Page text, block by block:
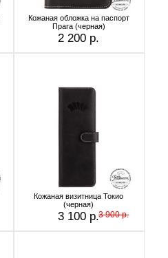
Кожаная обложка на паспорт
Прага (черная)
2 200 р.
Кожаная визитница Токио
(черная)
3 100 р.3 900 р.